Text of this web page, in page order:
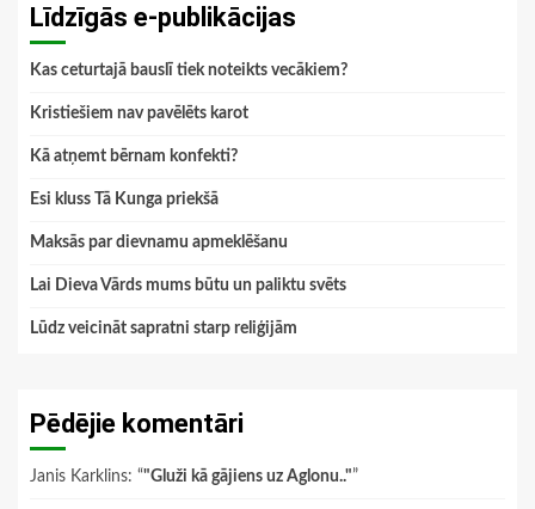
Līdzīgās e-publikācijas
Kas ceturtajā bauslī tiek noteikts vecākiem?
Kristiešiem nav pavēlēts karot
Kā atņemt bērnam konfekti?
Esi kluss Tā Kunga priekšā
Maksās par dievnamu apmeklēšanu
Lai Dieva Vārds mums būtu un paliktu svēts
Lūdz veicināt sapratni starp reliģijām
Pēdējie komentāri
Janis Karklins: “"Gluži kā gājiens uz Aglonu.."”